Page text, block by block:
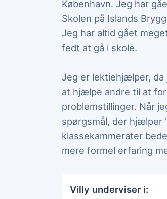
København. Jeg har
Skolen på Islands
Jeg har altid gået
fedt at gå i skole.
Jeg er lektiehjælper,
at hjælpe andre til at
problemstillinger. Når
spørgsmål, der hjælper
klassekammerater
mere formel erfaring
Villy underviser i: